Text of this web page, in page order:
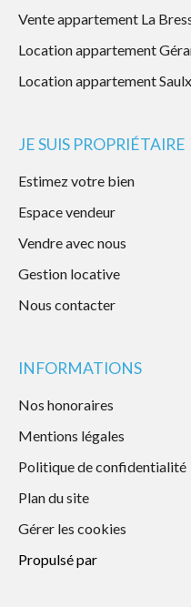
Vente appartement La
Location appartement
Location appartement
JE SUIS PROPRIÉTAIRE
Estimez votre bien
Espace vendeur
Vendre avec nous
Gestion locative
Nous contacter
INFORMATIONS
Nos honoraires
Mentions légales
Politique de confidentialité
Plan du site
Gérer les cookies
Propulsé par